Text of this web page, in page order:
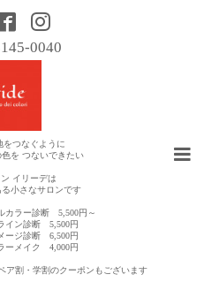
0040
をつなぐように
を つないできたい
イリーデは
小さなサロンです
カラー診断 5,500円～
イン診断 5,500円
ージ診断 6,500円
ーメイク 4,000円
ア割・学割のクーポンもございます